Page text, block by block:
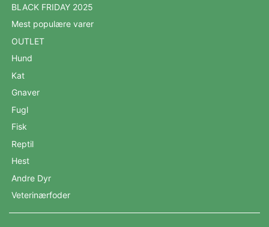
BLACK FRIDAY 2025
Mest populære varer
OUTLET
Hund
Kat
Gnaver
Fugl
Fisk
Reptil
Hest
Andre Dyr
Veterinærfoder